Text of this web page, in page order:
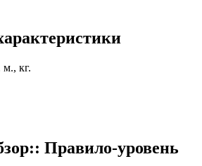
кг.
Правило-уровень